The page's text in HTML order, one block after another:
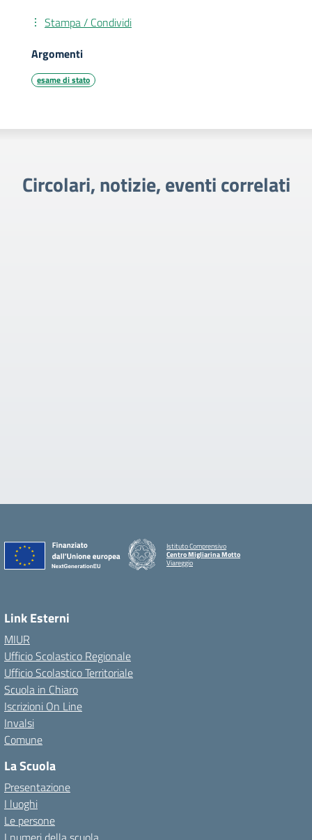
Stampa / Condividi
Argomenti
esame di stato
Circolari, notizie, eventi correlati
Istituto Comprensivo
Centro Migliarina Motto
Viareggio
Link Esterni
MIUR
Ufficio Scolastico Regionale
Ufficio Scolastico Territoriale
Scuola in Chiaro
Iscrizioni On Line
Invalsi
Comune
La Scuola
Presentazione
I luoghi
Le persone